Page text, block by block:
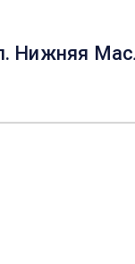
Нижняя